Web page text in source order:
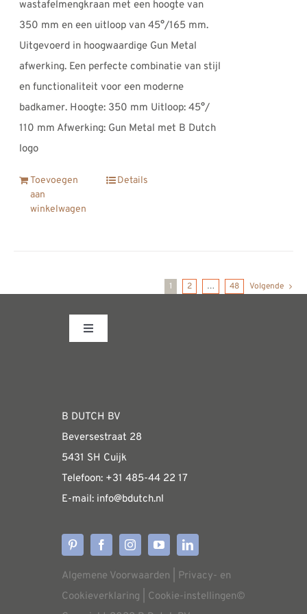
wastafelmengkraan met een hoogte van
350 mm en een uitloop van 45°/165 mm.
Uitgevoerd in hoogwaardige Gun Metal
afwerking. Een perfecte combinatie van stijl
en functionaliteit voor een moderne
badkamer. Hoogte: 350 mm Uitloop: 45°/
110 mm Afwerking: Gun Metal met B Dutch
logo
Toevoegen
aan
winkelwagen
Details
1 2 … 48 Volgende
Toggle
WEBSHOP
Algemene informatie &
Verzendkosten
Levertijden
Aflevering
B DUTCH BV
Beversestraat 28
5431 SH Cuijk
Telefoon: +31 485-44 22 17
E-mail: info@bdutch.nl
Algemene Voorwaarden
Privacy- en
Cookieverklaring
Cookie-instellingen©